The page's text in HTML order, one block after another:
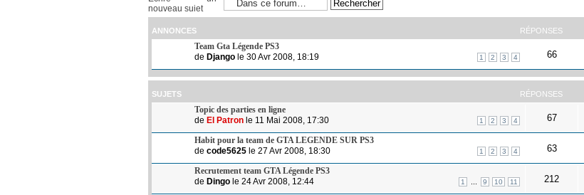
nouveau sujet
ANNONCES RÉPONSES
Team Gta Légende PS3
1 2 3 4
de Django le 30 Avr 2008, 18:19 66
SUJETS RÉPONSES
Topic des parties en ligne
1 2 3 4
de El Patron le 11 Mai 2008, 17:30 67
Habit pour la team de GTA LEGENDE SUR PS3
1 2 3 4
de code5625 le 27 Avr 2008, 18:30 63
Recrutement team GTA Légende PS3
1 9 10 11
de Dingo le 24 Avr 2008, 12:44 212